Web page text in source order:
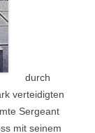
durch
verteidigten
Sergeant
mit seinem